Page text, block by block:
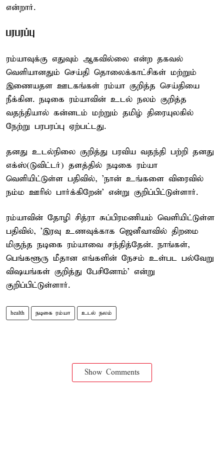
என்றார்.
பரபரப்பு
ரம்யாவுக்கு எதுவும் ஆகவில்லை என்ற தகவல்
வெளியானதும் செய்தி தொலைக்காட்சிகள் மற்றும்
இணையதள ஊடகங்கள் ரம்யா குறித்த செய்தியை
நீக்கின. நடிகை ரம்யாவின் உடல் நலம் குறித்த
வதந்தியால் கன்னடம் மற்றும் தமிழ் திரையுலகில்
நேற்று பரபரப்பு ஏற்பட்டது.
தனது உடல்நிலை குறித்து பரவிய வதந்தி பற்றி தனது
எக்ஸ்(டுவிட்டர்) தளத்தில் நடிகை ரம்யா
வெளியிட்டுள்ள பதிவில், 'நான் உங்களை விரைவில்
நம்ம ஊரில் பார்க்கிறேன்' என்று குறிப்பிட்டுள்ளார்.
ரம்யாவின் தோழி சித்ரா சுப்பிரமணியம் வெளியிட்டுள்ள
பதிவில், 'இரவு உணவுக்காக ஜெனீவாவில் திறமை
மிகுந்த நடிகை ரம்யாவை சந்தித்தேன். நாங்கள்,
பெங்களூரு மீதான எங்களின் நேசம் உள்பட பல்வேறு
விஷயங்கள் குறித்து பேசினோம்' என்று
குறிப்பிட்டுள்ளார்.
health நடிகை ரம்யா உடல் நலம்
Show Comments